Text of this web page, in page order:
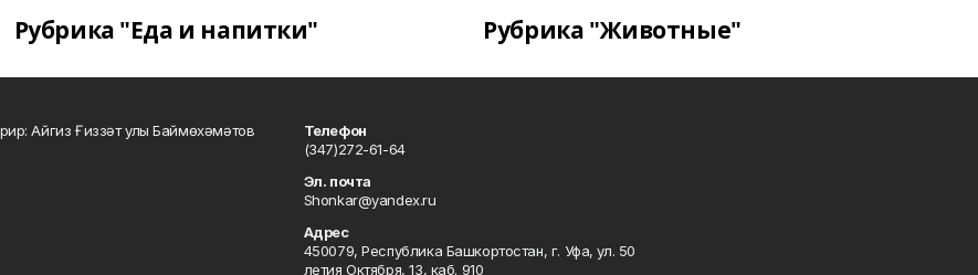
Рубрика "Еда и напитки" Рубрика "Животные"
Айгиз Ғиззәт улы Баймөхәмәтов
Телефон
(347)272-61-64
Эл. почта
Shonkar@yandex.ru
Адрес
450079, Республика Башкортостан, г. Уфа, ул. 50
летия Октября, 13, каб. 910